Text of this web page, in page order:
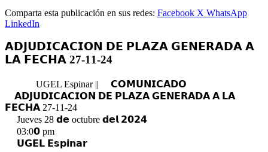
Comparta esta publicación en sus redes: Facebook X WhatsApp
LinkedIn
𝗔𝗗𝗝𝗨𝗗𝗜𝗖𝗔𝗖𝗜𝗢𝗡 𝗗𝗘 𝗣𝗟𝗔𝗭𝗔 𝗚𝗘𝗡𝗘𝗥𝗔𝗗𝗔 𝗔
𝗟𝗔 𝗙𝗘𝗖𝗛𝗔 27-11-24
UGEL Espinar ||
𝗖𝗢𝗠𝗨𝗡𝗜𝗖𝗔𝗗𝗢
𝗔𝗗𝗝𝗨𝗗𝗜𝗖𝗔𝗖𝗜𝗢𝗡 𝗗𝗘 𝗣𝗟𝗔𝗭𝗔 𝗚𝗘𝗡𝗘𝗥𝗔𝗗𝗔 𝗔 𝗟𝗔
𝗙𝗘𝗖𝗛𝗔 27-11-24
Jueves 28 𝗱𝗲 octubre 𝗱𝗲𝗹 𝟮𝟬𝟮𝟰
03:0𝟬 pm
𝗨𝗚𝗘𝗟 𝗘𝘀𝗽𝗶𝗻𝗮𝗿